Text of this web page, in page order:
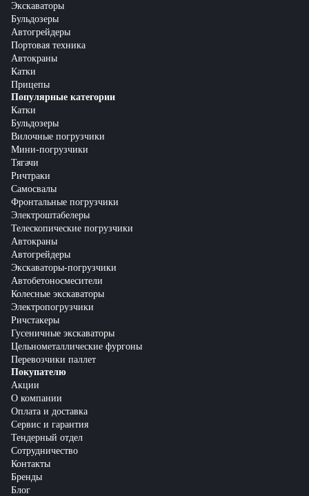
Экскаваторы
Бульдозеры
Автогрейдеры
Портовая техника
Автокраны
Катки
Прицепы
Популярные категории
Катки
Бульдозеры
Вилочные погрузчики
Мини-погрузчики
Тягачи
Ричтраки
Самосвалы
Фронтальные погрузчики
Электроштабелеры
Телескопические погрузчики
Автокраны
Автогрейдеры
Экскаваторы-погрузчики
Автобетоносмесители
Колесные экскаваторы
Электропогрузчики
Ричстакеры
Гусеничные экскаваторы
Цельнометаллические фургоны
Перевозчики паллет
Покупателю
Акции
О компании
Оплата и доставка
Сервис и гарантия
Тендерный отдел
Сотрудничество
Контакты
Бренды
Блог